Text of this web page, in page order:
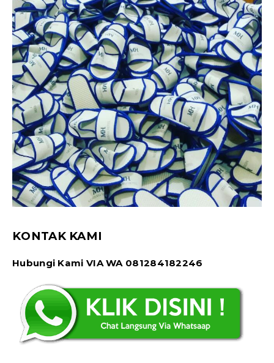
KONTAK KAMI
Hubungi Kami VIA WA 081284182246